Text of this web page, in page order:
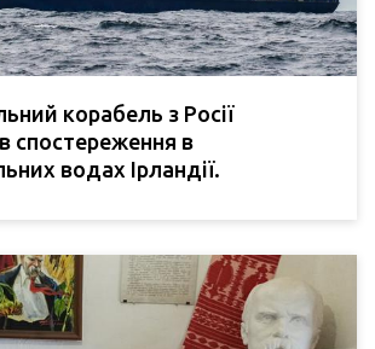
корабель з Росії
спостереження в
водах Ірландії.